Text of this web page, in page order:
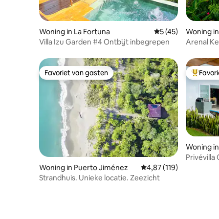
Woning in La Fortuna Gemiddelde
5 (45)
Villa Izu Garden #4 Ontbijt inbegrepen
Woning
Arenal
Favoriet van gasten
Favoriet van gasten
Woning in Puerto Jiménez Gemiddelde
4,87 (119)
Strandhuis. Unieke locatie. Zeezicht
Woning
Privévilla